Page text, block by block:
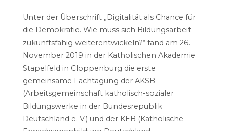
Unter der Überschrift „Digitalität als Chance für
die Demokratie. Wie muss sich Bildungsarbeit
zukunftsfähig weiterentwickeln?“ fand am 26.
November 2019 in der Katholischen Akademie
Stapelfeld in Cloppenburg die erste
gemeinsame Fachtagung der AKSB
(Arbeitsgemeinschaft katholisch-sozialer
Bildungswerke in der Bundesrepublik
Deutschland e. V.) und der KEB (Katholische